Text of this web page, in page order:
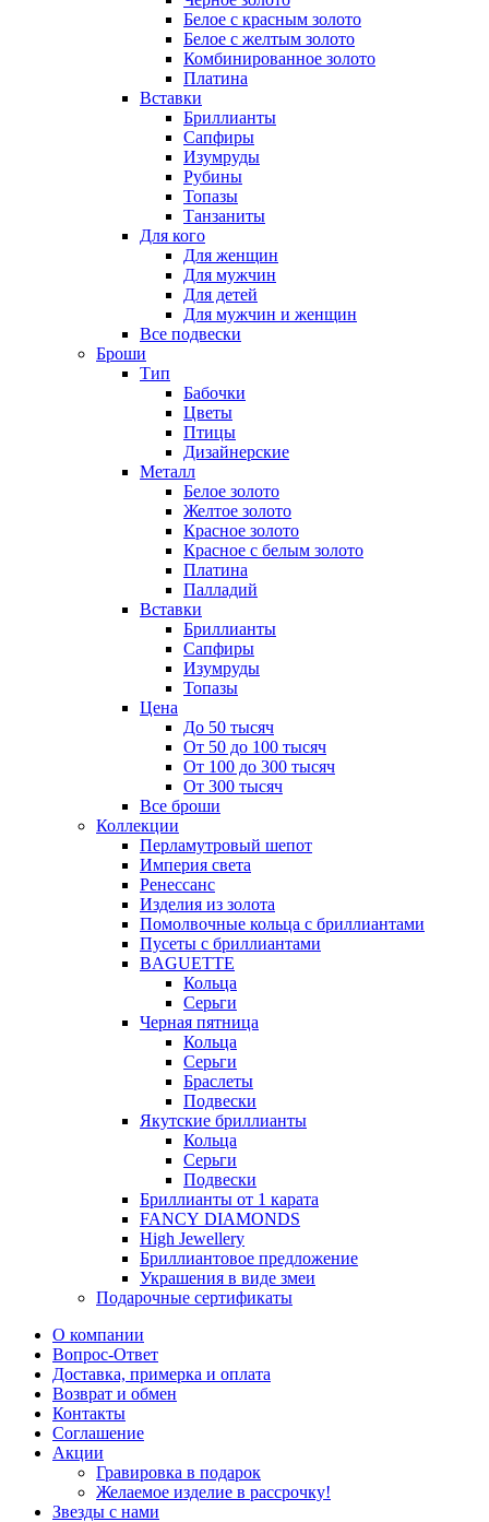
Белое с красным золото
Белое с желтым золото
Комбинированное золото
Платина
Вставки
Бриллианты
Сапфиры
Изумруды
Рубины
Топазы
Танзаниты
Для кого
Для женщин
Для мужчин
Для детей
Для мужчин и женщин
Все подвески
Броши
Тип
Бабочки
Цветы
Птицы
Дизайнерские
Металл
Белое золото
Желтое золото
Красное золото
Красное с белым золото
Платина
Палладий
Вставки
Бриллианты
Сапфиры
Изумруды
Топазы
Цена
До 50 тысяч
От 50 до 100 тысяч
От 100 до 300 тысяч
От 300 тысяч
Все броши
Коллекции
Перламутровый шепот
Империя света
Ренессанс
Изделия из золота
Помолвочные кольца с бриллиантами
Пусеты с бриллиантами
BAGUETTE
Кольца
Серьги
Черная пятница
Кольца
Серьги
Браслеты
Подвески
Якутские бриллианты
Кольца
Серьги
Подвески
Бриллианты от 1 карата
FANCY DIAMONDS
High Jewellery
Бриллиантовое предложение
Украшения в виде змеи
Подарочные сертификаты
О компании
Вопрос-Ответ
Доставка, примерка и оплата
Возврат и обмен
Контакты
Соглашение
Акции
Гравировка в подарок
Желаемое изделие в рассрочку!
Звезды с нами